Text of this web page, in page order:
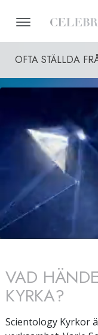
OFTA STÄLLDA
VAD
KYRKA?
Scientology Kyrkor